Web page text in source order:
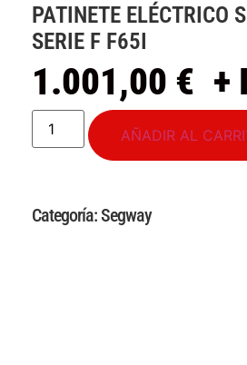
PATINETE ELÉCTRICO
SERIE F F65I
1.001,00 € +
AÑADIR AL
Categoría:Segway